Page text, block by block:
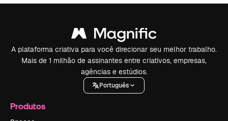
A plataforma criativa para você direcionar seu melhor trabalho.
Mais de 1 milhão de assinantes entre criativos, empresas,
agências e estúdios.
Português
Produtos